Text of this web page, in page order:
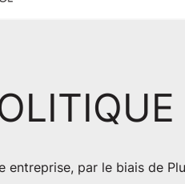
entreprise, par le biais de